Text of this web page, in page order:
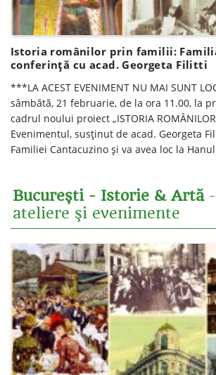
Istoria românilor prin familii:
conferinţă cu acad. Georgeta Filitti
***LA ACEST EVENIMENT NU MAI SUNT
sâmbătă, 21 februarie, de la ora 11.00, la
cadrul noului proiect „ISTORIA ROMÂNILOR
Evenimentul, susținut de acad. Georgeta
Familiei Cantacuzino și va avea loc la
București - Istorie & Artă-
ateliere şi evenimente